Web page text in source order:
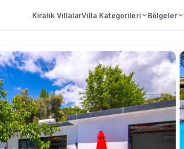
Kiralık VillalarVilla Kategorileri Bölgeler